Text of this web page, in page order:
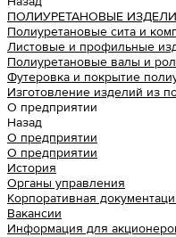
ПОЛИУРЕТАНОВЫЕ
Полиуретановые сита и
Листовые и профильные
Полиуретановые валы и
Футеровка и покрытие
Изготовление изделий из
О предприятии
Назад
О предприятии
О предприятии
История
Органы управления
Корпоративная
Вакансии
Информация для